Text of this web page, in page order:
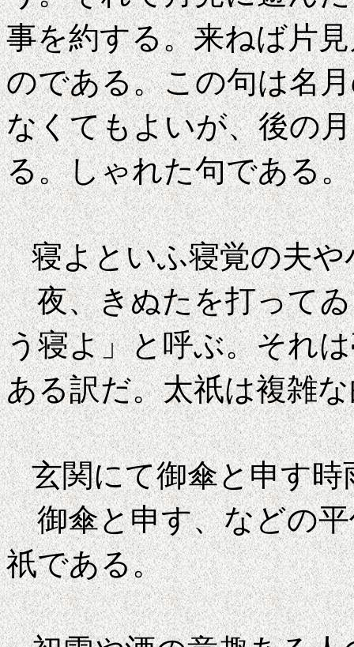
事を約する。来ねば片
のである。この句は名
なくてもよいが、後の
る。しゃれた句である。
寝よといふ寝覚の夫や
夜、きぬたを打ってゐ
う寝よ」と呼ぶ。それ
ある訳だ。太祇は複雑
玄関にて御傘と
御傘と申す、などの平
祇である。